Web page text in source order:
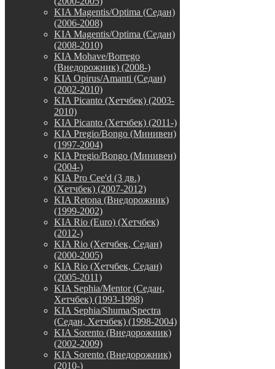
KIA Magentis/Optima (Седан)
(2006-2008)
KIA Magentis/Optima (Седан)
(2008-2010)
KIA Mohave/Borrego
(Внедорожник) (2008-)
KIA Opirus/Amanti (Седан)
(2002-2010)
KIA Picanto (Хетчбек) (2003-
2010)
KIA Picanto (Хетчбек) (2011-)
KIA Pregio/Bongo (Минивен)
(1997-2004)
KIA Pregio/Bongo (Минивен)
(2004-)
KIA Pro Cee'd (3 дв.)
(Хетчбек) (2007-2012)
KIA Retona (Внедорожник)
(1999-2002)
KIA Rio (Euro) (Хетчбек)
(2012-)
KIA Rio (Хетчбек, Седан)
(2000-2005)
KIA Rio (Хетчбек, Седан)
(2005-2011)
KIA Sephia/Mentor (Седан,
Хетчбек) (1993-1998)
KIA Sephia/Shuma/Spectra
(Седан, Хетчбек) (1998-2004)
KIA Sorento (Внедорожник)
(2002-2009)
KIA Sorento (Внедорожник)
(2010-)